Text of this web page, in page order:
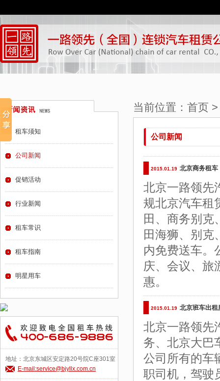
当前位置： 首页
公司新闻
2015.01.19 北京商务租
北京一路领先
规北京汽车租
田、商务别克
田海狮、别克
内免费送车。
庆、会议、旅
惠。
2015.01.19 北京班车出
北京一路领先
务、北京大巴
公司所有的车
职司机，驾驶
租车须知
公司新闻
促销活动
行业新闻
租车常识
租车指南
明星用车
地址：北京东城区安定路20号院C座301室
E-mail:service@bjyllx.com.cn